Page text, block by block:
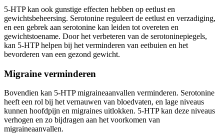
5-HTP kan ook gunstige effecten hebben op eetlust en
gewichtsbeheersing. Serotonine reguleert de eetlust en verzadiging,
en een gebrek aan serotonine kan leiden tot overeten en
gewichtstoename. Door het verbeteren van de serotoninepiegels,
kan 5-HTP helpen bij het verminderen van eetbuien en het
bevorderen van een gezond gewicht.
Migraine verminderen
Bovendien kan 5-HTP migraineaanvallen verminderen. Serotonine
heeft een rol bij het vernauwen van bloedvaten, en lage niveaus
kunnen hoofdpijn en migraines uitlokken. 5-HTP kan deze niveaus
verhogen en zo bijdragen aan het voorkomen van
migraineaanvallen.